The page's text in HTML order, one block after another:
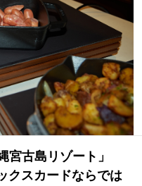
サミット
ッド図鑑
JOURNAL
YouTube
#AH.H
#MOVIE
#OUTDOOR
宮古島リゾート」
クスカードならでは